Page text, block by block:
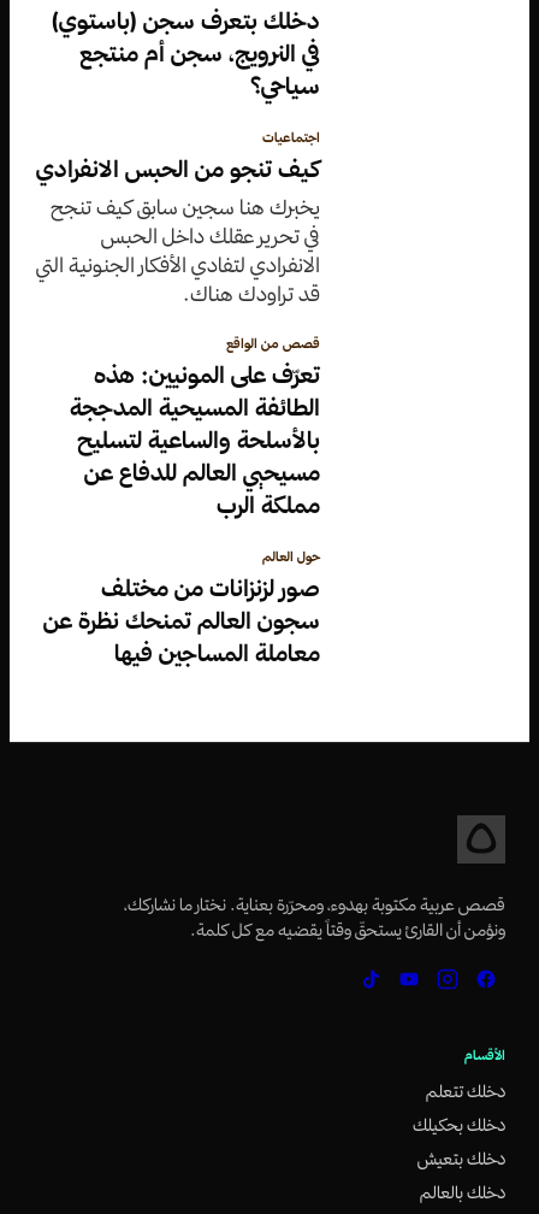
دخلك بتعرف سجن (باستوي)
في النرويج، سجن أم منتجع
سياحي؟
اجتماعيات
كيف تنجو من الحبس الانفرادي
يخبرك هنا سجين سابق كيف تنجح
في تحرير عقلك داخل الحبس
الانفرادي لتفادي الأفكار الجنونية التي
قد تراودك هناك.
قصص من الواقع
تعرّف على المونيين: هذه
الطائفة المسيحية المدججة
بالأسلحة والساعية لتسليح
مسيحيي العالم للدفاع عن
مملكة الرب
حول العالم
صور لزنزانات من مختلف
سجون العالم تمنحك نظرة عن
معاملة المساجين فيها
قصص عربية مكتوبة بهدوء، ومحرّرة بعناية. نختار ما نشاركك،
ونؤمن أن القارئ يستحقّ وقتاً يقضيه مع كل كلمة.
الأقسام
دخلك تتعلم
دخلك بحكيلك
دخلك بتعيش
دخلك بالعالم